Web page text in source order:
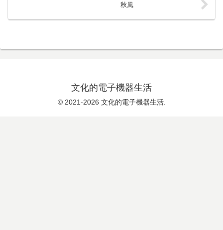
秋風
文化的電子機器生活
© 2021-2026 文化的電子機器生活.